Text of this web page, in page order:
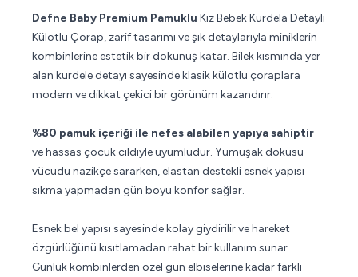
Defne Baby Premium Pamuklu Kız Bebek Kurdela Detaylı
Külotlu Çorap, zarif tasarımı ve şık detaylarıyla miniklerin
kombinlerine estetik bir dokunuş katar. Bilek kısmında yer
alan kurdele detayı sayesinde klasik külotlu çoraplara
modern ve dikkat çekici bir görünüm kazandırır.
%80 pamuk içeriği ile nefes alabilen yapıya sahiptir
ve hassas çocuk cildiyle uyumludur. Yumuşak dokusu
vücudu nazikçe sararken, elastan destekli esnek yapısı
sıkma yapmadan gün boyu konfor sağlar.
Esnek bel yapısı sayesinde kolay giydirilir ve hareket
özgürlüğünü kısıtlamadan rahat bir kullanım sunar.
Günlük kombinlerden özel gün elbiselerine kadar farklı